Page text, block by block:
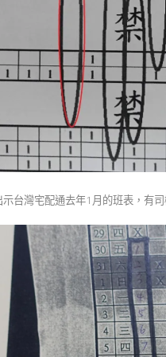
示台灣宅配通去年1月的班表，有